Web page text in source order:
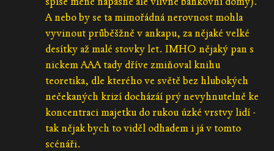
A nebo by se ta mimořádná nerovnost mohla
vyvinout průběšžně v ankapu, za nějaké velké
desítky až malé stovky let. IMHO nějaký pan s
nickem AAA tady dříve zmiňoval knihu
teoretika, dle kterého ve světě bez hlubokých
nečekaných krizí docházáí prý nevyhnutelně ke
koncentraci majetku do rukou úzké vrstvy lidí -
tak nějak bych to viděl odhadem i já v tomto
scénáři.